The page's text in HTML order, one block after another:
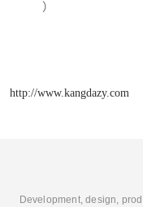
）
http://www.kangdazy.com
Development, design,